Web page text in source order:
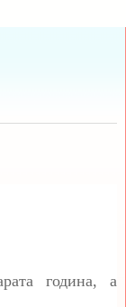
година, а